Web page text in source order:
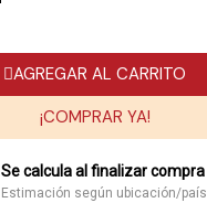
AGREGAR AL CARRITO
¡COMPRAR YA!
Se calcula al finalizar compra
Estimación según ubicación/país